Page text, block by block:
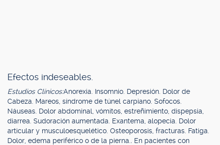
Efectos indeseables.
Estudios Clínicos:Anorexia. Insomnio. Depresión. Dolor de
Cabeza. Mareos, síndrome de túnel carpiano. Sofocos.
Náuseas. Dolor abdominal, vómitos, estreñimiento, dispepsia,
diarrea. Sudoración aumentada. Exantema, alopecia. Dolor
articular y musculoesquelético. Osteoporosis, fracturas. Fatiga.
Dolor, edema periférico o de la pierna. . En pacientes con